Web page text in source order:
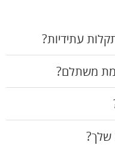
עתידיות?
משתלם?
שלך?